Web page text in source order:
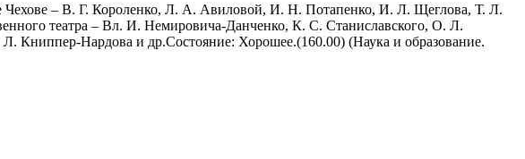
Чехове – В. Г. Короленко, Л. А. Авиловой, И. Н. Потапенко, И. Л. Щеглова, Т. Л.
театра – Вл. И. Немировича-Данченко, К. С. Станиславского, О. Л.
Нардова и др.Состояние: Хорошее.(160.00) (Наука и образование.